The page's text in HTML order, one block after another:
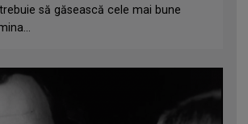
să găsească cele mai bune